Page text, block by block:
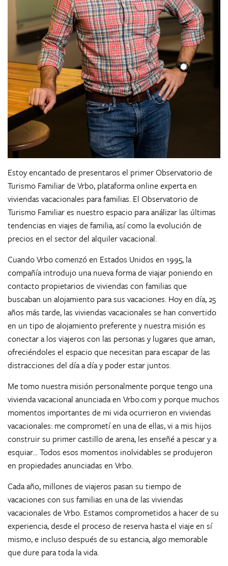
Estoy encantado de presentaros el primer Observatorio de
Turismo Familiar de Vrbo, plataforma online experta en
viviendas vacacionales para familias. El Observatorio de
Turismo Familiar es nuestro espacio para análizar las últimas
tendencias en viajes de familia, así como la evolución de
precios en el sector del alquiler vacacional.
Cuando Vrbo comenzó en Estados Unidos en 1995, la
compañía introdujo una nueva forma de viajar poniendo en
contacto propietarios de viviendas con familias que
buscaban un alojamiento para sus vacaciones. Hoy en día, 25
años más tarde, las viviendas vacacionales se han convertido
en un tipo de alojamiento preferente y nuestra misión es
conectar a los viajeros con las personas y lugares que aman,
ofreciéndoles el espacio que necesitan para escapar de las
distracciones del día a día y poder estar juntos.
Me tomo nuestra misión personalmente porque tengo una
vivienda vacacional anunciada en Vrbo.com y porque muchos
momentos importantes de mi vida ocurrieron en viviendas
vacacionales: me comprometí en una de ellas, vi a mis hijos
construir su primer castillo de arena, les enseñé a pescar y a
esquiar… Todos esos momentos inolvidables se produjeron
en propiedades anunciadas en Vrbo.
Cada año, millones de viajeros pasan su tiempo de
vacaciones con sus familias en una de las viviendas
vacacionales de Vrbo. Estamos comprometidos a hacer de su
experiencia, desde el proceso de reserva hasta el viaje en sí
mismo, e incluso después de su estancia, algo memorable
que dure para toda la vida.